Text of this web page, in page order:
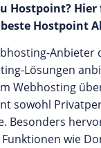
Hostpoint?
Hostpoint
Anbieter
Lösungen
Webhosting
sowohl
Besonders
wie